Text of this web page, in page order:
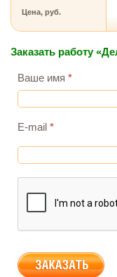
Цена, руб.
Заказать работу
Ваше имя *
E-mail *